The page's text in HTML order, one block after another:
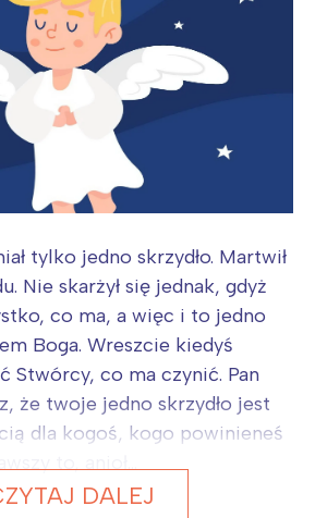
tylko jedno skrzydło. Martwił
Nie skarżył się jednak, gdyż
co ma, a więc i to jedno
Boga. Wreszcie kiedyś
Stwórcy, co ma czynić. Pan
że twoje jedno skrzydło jest
dla kogoś, kogo powinieneś
DALEJ